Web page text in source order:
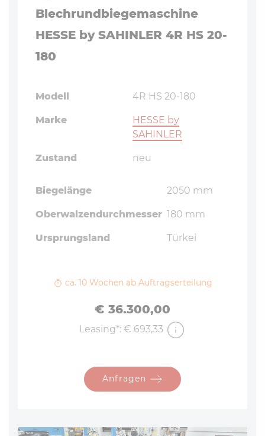
Blechrundbiegemaschine
HESSE by SAHINLER 4R HS 20-
180
Modell 4R HS 20-180
Marke
HESSE by
SAHINLER
Zustand neu
Biegelänge 2050 mm
Oberwalzendurchmesser 180 mm
Ursprungsland Türkei
ca. 10 Wochen ab Auftragserteilung
Preis
€ 36.300,00
Leasing*: € 693,33
Anfragen